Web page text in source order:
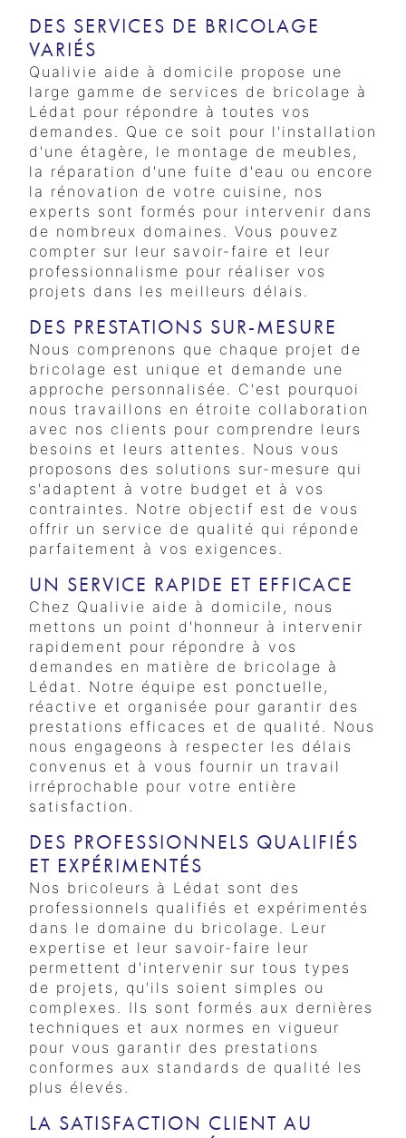
DES SERVICES DE BRICOLAGE
VARIÉS
Qualivie aide à domicile propose une
large gamme de services de bricolage à
Lédat pour répondre à toutes vos
demandes. Que ce soit pour l'installation
d'une étagère, le montage de meubles,
la réparation d'une fuite d'eau ou encore
la rénovation de votre cuisine, nos
experts sont formés pour intervenir dans
de nombreux domaines. Vous pouvez
compter sur leur savoir-faire et leur
professionnalisme pour réaliser vos
projets dans les meilleurs délais.
DES PRESTATIONS SUR-MESURE
Nous comprenons que chaque projet de
bricolage est unique et demande une
approche personnalisée. C'est pourquoi
nous travaillons en étroite collaboration
avec nos clients pour comprendre leurs
besoins et leurs attentes. Nous vous
proposons des solutions sur-mesure qui
s'adaptent à votre budget et à vos
contraintes. Notre objectif est de vous
offrir un service de qualité qui réponde
parfaitement à vos exigences.
UN SERVICE RAPIDE ET EFFICACE
Chez Qualivie aide à domicile, nous
mettons un point d'honneur à intervenir
rapidement pour répondre à vos
demandes en matière de bricolage à
Lédat. Notre équipe est ponctuelle,
réactive et organisée pour garantir des
prestations efficaces et de qualité. Nous
nous engageons à respecter les délais
convenus et à vous fournir un travail
irréprochable pour votre entière
satisfaction.
DES PROFESSIONNELS QUALIFIÉS
ET EXPÉRIMENTÉS
Nos bricoleurs à Lédat sont des
professionnels qualifiés et expérimentés
dans le domaine du bricolage. Leur
expertise et leur savoir-faire leur
permettent d'intervenir sur tous types
de projets, qu'ils soient simples ou
complexes. Ils sont formés aux dernières
techniques et aux normes en vigueur
pour vous garantir des prestations
conformes aux standards de qualité les
plus élevés.
LA SATISFACTION CLIENT AU